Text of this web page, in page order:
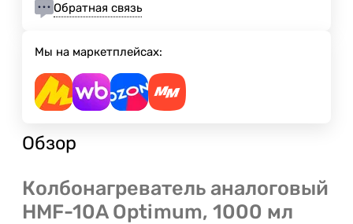
Обратная связь
Мы на маркетплейсах:
Обзор
Колбонагреватель аналоговый
HMF-10A Optimum, 1000 мл